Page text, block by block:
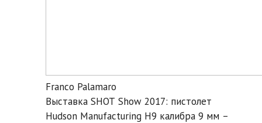
Franco Palamaro
Выставка SHOT Show 2017: пистолет
Hudson Manufacturing H9 калибра 9 мм –